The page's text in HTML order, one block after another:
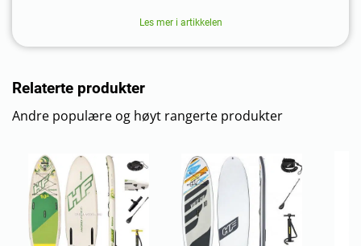
Les mer i artikkelen
Relaterte produkter
Andre populære og høyt rangerte produkter